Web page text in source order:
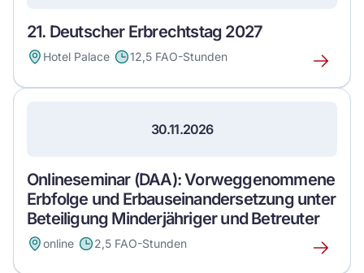
21. Deutscher Erbrechtstag 2027
Hotel Palace 12,5 FAO-Stunden
Erfahre
mehr
30.11.2026
Onlineseminar (DAA): Vorweggenommene
Erbfolge und Erbauseinandersetzung unter
Beteiligung Minderjähriger und Betreuter
online 2,5 FAO-Stunden
Erfahre